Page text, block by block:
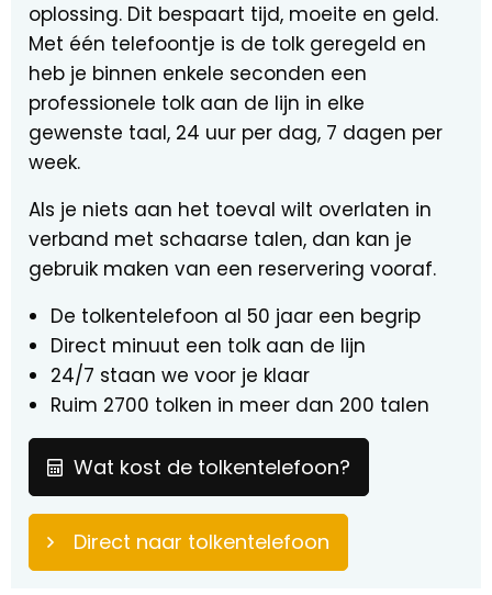
oplossing. Dit bespaart tijd, moeite en geld.
Met één telefoontje is de tolk geregeld en
heb je binnen enkele seconden een
professionele tolk aan de lijn in elke
gewenste taal, 24 uur per dag, 7 dagen per
week.
Als je niets aan het toeval wilt overlaten in
verband met schaarse talen, dan kan je
gebruik maken van een reservering vooraf.
De tolkentelefoon al 50 jaar een begrip
Direct minuut een tolk aan de lijn
24/7 staan we voor je klaar
Ruim 2700 tolken in meer dan 200 talen
Wat kost de tolkentelefoon?
Direct naar tolkentelefoon